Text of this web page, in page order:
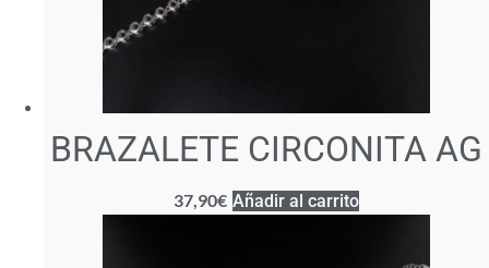
BRAZALETE CIRCONITA AG
37,90€ Añadir al carrito